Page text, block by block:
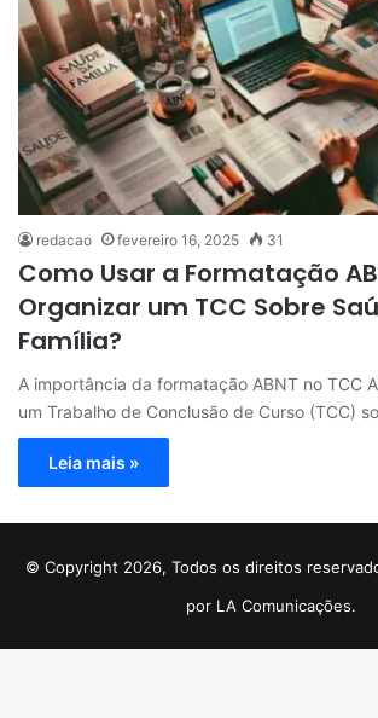
redacao fevereiro 16, 2025 31
Como Usar a Formatação
Organizar um TCC Sobre
Família?
A importância da formatação ABNT no TCC
um Trabalho de Conclusão de Curso (TCC)
Leia mais »
© Copyright 2026, Todos os direitos
por LA Comunicações.